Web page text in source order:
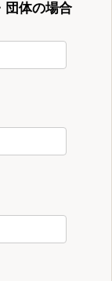
団体の場合